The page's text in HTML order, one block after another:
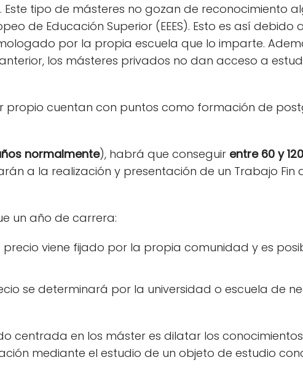
tipo de másteres no gozan de reconocimiento
de Educación Superior (EEES). Esto es así debido
por la propia escuela que lo imparte.
los másteres privados no dan acceso a
propio cuentan con puntos como formación de
normalmente), habrá que conseguir entre 60 y 120
a la realización y presentación de un Trabajo Fin
un año de carrera:
precio viene fijado por la propia comunidad y es
se determinará por la universidad o escuela de
centrada en los máster es dilatar los
mediante el estudio de un objeto de estudio